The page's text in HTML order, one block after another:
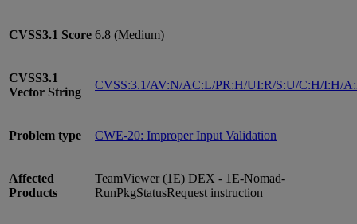
CVSS3.1 Score 6.8 (Medium)
CVSS3.1
Vector String
CVSS:3.1/AV:N/AC:L/PR:H/UI:R/S:U/C:H/I:H/
Problem type CWE-20: Improper Input Validation
Affected
Products
TeamViewer (1E) DEX - 1E-Nomad-
RunPkgStatusRequest instruction